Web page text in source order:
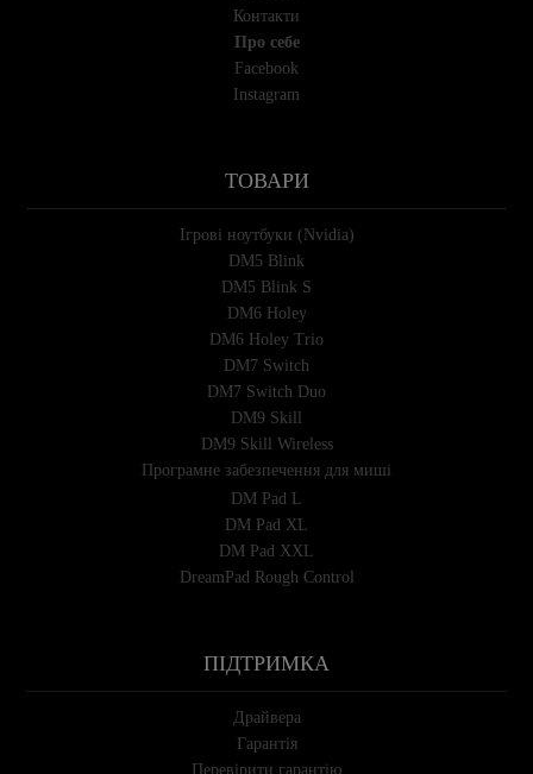
ПІДТРИМКА
Драйвера
Гарантія
Перевірити гарантію
ТОВАРИ
Ігрові ноутбуки (Nvidia)
DM5 Blink
DM5 Blink S
DM6 Holey
DM6 Holey Trio
DM7 Switch
DM7 Switch Duo
DM9 Skill
DM9 Skill Wireless
Програмне забезпечення для миші
DM Pad L
DM Pad XL
DM Pad XXL
DreamPad Rough Control
Контакти
Про себе
Facebook
Instagram